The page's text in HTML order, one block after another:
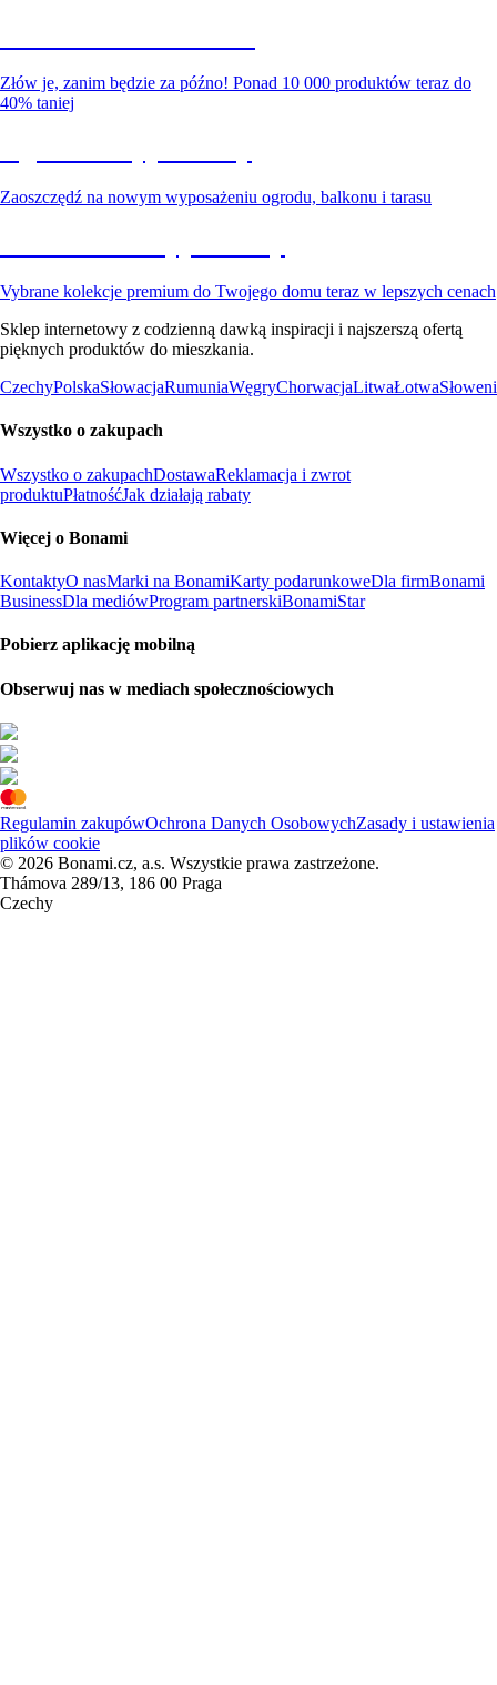
Złów je, zanim będzie za późno! Ponad 10 000 produktów teraz do
40% taniej
Zaoszczędź na nowym wyposażeniu ogrodu, balkonu i tarasu
Vybrane kolekcje premium do Twojego domu teraz w lepszych cenach
Sklep internetowy z codzienną dawką inspiracji i najszerszą ofertą
pięknych produktów do mieszkania.
CzechyPolskaSłowacjaRumuniaWęgryChorwacjaLitwaŁotwa
Wszystko o zakupach
Wszystko o zakupachDostawaReklamacja i zwrot
produktuPłatnośćJak działają rabaty
Więcej o Bonami
KontaktyO nasMarki na BonamiKarty podarunkoweDla firmBonami
BusinessDla mediówProgram partnerskiBonamiStar
Pobierz aplikację mobilną
Obserwuj nas w mediach społecznościowych
Regulamin zakupówOchrona Danych OsobowychZasady i ustawienia
plików cookie
© 2026 Bonami.cz, a.s. Wszystkie prawa zastrzeżone.
Thámova 289/13, 186 00 Praga
Czechy